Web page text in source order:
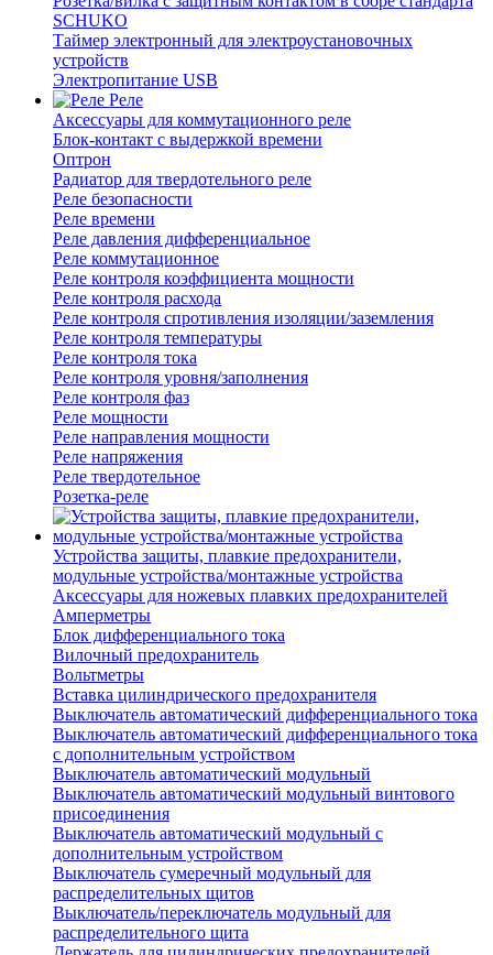
SCHUKO
Таймер электронный для электроустановочных
устройств
Электропитание USB
Реле
Аксессуары для коммутационного реле
Блок-контакт с выдержкой времени
Оптрон
Радиатор для твердотельного реле
Реле безопасности
Реле времени
Реле давления дифференциальное
Реле коммутационное
Реле контроля коэффициента мощности
Реле контроля расхода
Реле контроля спротивления изоляции/заземления
Реле контроля температуры
Реле контроля тока
Реле контроля уровня/заполнения
Реле контроля фаз
Реле мощности
Реле направления мощности
Реле напряжения
Реле твердотельное
Розетка-реле
Устройства защиты, плавкие предохранители,
модульные устройства/монтажные устройства
Аксессуары для ножевых плавких предохранителей
Амперметры
Блок дифференциального тока
Вилочный предохранитель
Вольтметры
Вставка цилиндрического предохранителя
Выключатель автоматический дифференциального тока
Выключатель автоматический дифференциального тока
с дополнительным устройством
Выключатель автоматический модульный
Выключатель автоматический модульный винтового
присоединения
Выключатель автоматический модульный с
дополнительным устройством
Выключатель сумеречный модульный для
распределительных щитов
Выключатель/переключатель модульный для
распределительного щита